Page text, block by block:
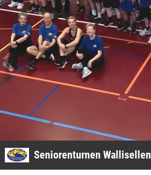
Seniorenturnen Wallisellen